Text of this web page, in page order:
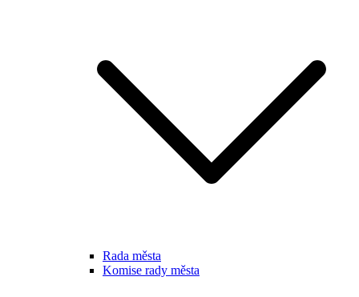
Rada města
Komise rady města